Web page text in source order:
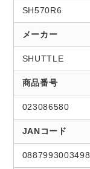
SH570R6
メーカー
SHUTTLE
商品番号
023086580
JANコード
0887993003498